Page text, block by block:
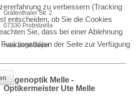
Gräfenthaler Str. 2
07330 Probstzella
Frau Birgit Geyer
Augenoptik Melle -
Optikermeister Ute Melle
zu verbessern (Tracking
entscheiden, ob Sie die Cookies
Sie, dass bei einer Ablehnung
der Seite zur Verfügung